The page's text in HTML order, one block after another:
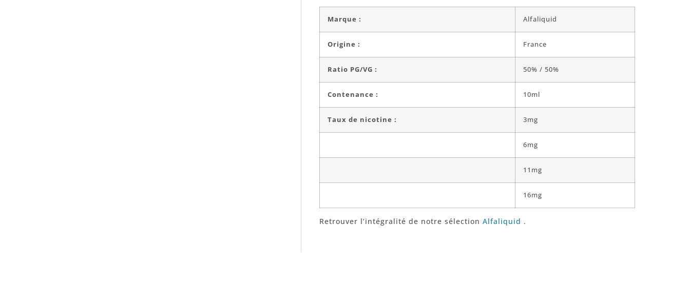
Marque : Alfaliquid
Origine : France
Ratio PG/VG : 50% / 50%
Contenance : 10ml
Taux de nicotine : 3mg
6mg
11mg
16mg
Retrouver l’intégralité de notre sélection Alfaliquid .